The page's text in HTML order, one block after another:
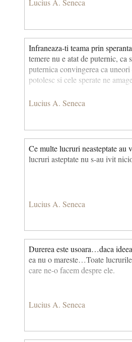
Lucius A. Seneca
Infraneaza-ti teama prin
temere nu e atat de puternic, ca
puternica convingerea ca uneori
potolesc si cele sperate ne
Lucius A. Seneca
Ce multe lucruri neasteptate au
lucruri asteptate nu s-au ivit
Lucius A. Seneca
Durerea este usoara…daca
ea nu o mareste…Toate
care ne-o facem despre ele.
Lucius A. Seneca